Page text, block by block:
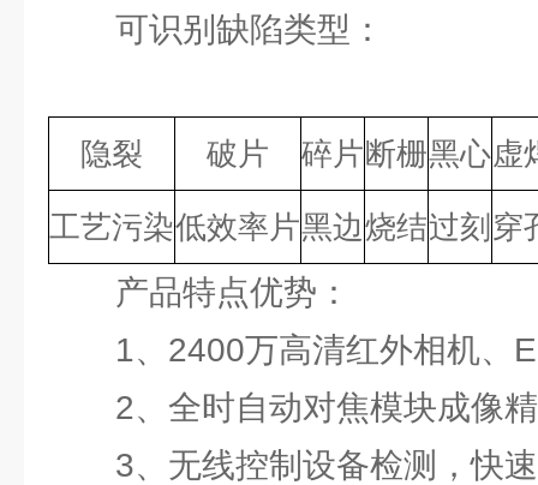
可识别缺陷类型：
隐裂 破片 碎片断栅黑心虚
工艺污染低效率片黑边烧结过刻 穿
产品特点优势：
1、2400万高清红外相机、
2、全时自动对焦模块成像精
3、无线控制设备检测，快